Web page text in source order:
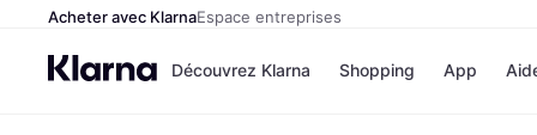
Acheter avec KlarnaEspace entreprises
Découvrez Klarna Shopping App